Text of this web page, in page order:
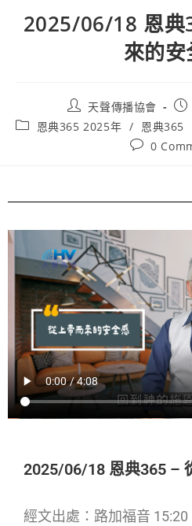
2025/06/18 恩典
來的
天聲傳播協會
恩典365 2025年 / 恩典365
0
2025/06/18 恩典365 –
經文出處：路加福音 15:20